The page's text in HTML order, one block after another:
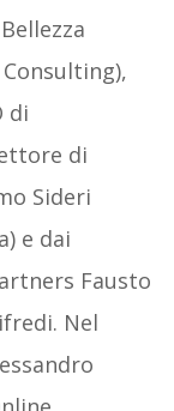
di
di
Sideri
e dai
Fausto
Nel